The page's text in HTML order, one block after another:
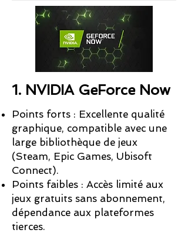
1. NVIDIA GeForce Now
Points forts : Excellente qualité
graphique, compatible avec une
large bibliothèque de jeux
(Steam, Epic Games, Ubisoft
Connect).
Points faibles : Accès limité aux
jeux gratuits sans abonnement,
dépendance aux plateformes
tierces.